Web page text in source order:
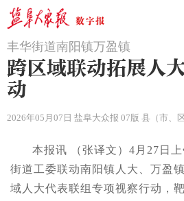
丰华街道南阳镇万盈镇
跨区域联动拓展人
动
2026年05月07日 盐阜大众报 07版 县（市、区
本报讯 （张译文）4月27日
街道工委联动南阳镇人大、万盈
域人大代表联组专项视察行动，